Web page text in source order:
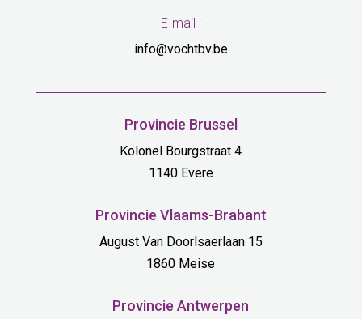
E-mail :
info@vochtbv.be
Provincie Brussel
Kolonel Bourgstraat 4
1140 Evere
Provincie Vlaams-Brabant
August Van Doorlsaerlaan 15
1860 Meise
Provincie Antwerpen